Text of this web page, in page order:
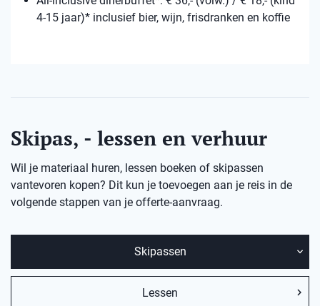
4-15 jaar)* inclusief bier, wijn, frisdranken en koffie
Skipas, - lessen en verhuur
Wil je materiaal huren, lessen boeken of skipassen
vantevoren kopen? Dit kun je toevoegen aan je reis in de
volgende stappen van je offerte-aanvraag.
Skipassen
Lessen